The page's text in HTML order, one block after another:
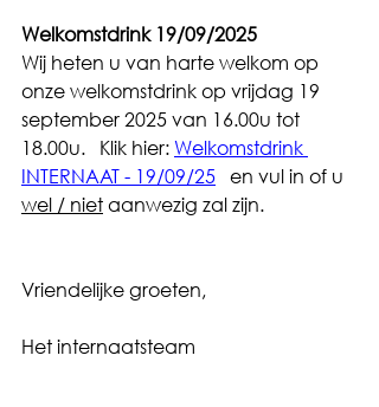
Welkomstdrink 19/09/2025
Wij heten u van harte welkom op
onze welkomstdrink op vrijdag 19
september 2025 van 16.00u tot
18.00u.   Klik hier: Welkomstdrink
INTERNAAT - 19/09/25 en vul in of u
wel / niet aanwezig zal zijn.
Vriendelijke groeten,
Het internaatsteam